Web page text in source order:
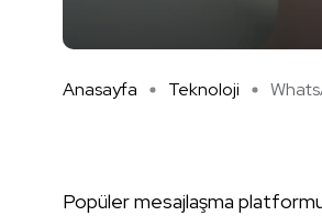
Anasayfa Teknoloji
Popüler mesajlaşma